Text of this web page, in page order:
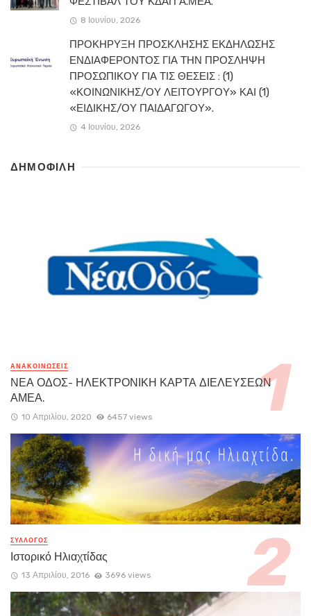
8 Ιουνίου, 2026
ΠΡΟΚΗΡΥΞΗ ΠΡΟΣΚΛΗΣΗΣ ΕΚΔΗΛΩΣΗΣ
ΕΝΔΙΑΦΕΡΟΝΤΟΣ ΓΙΑ ΤΗΝ ΠΡΟΣΛΗΨΗ
ΠΡΟΣΩΠΙΚΟΥ ΓΙΑ ΤΙΣ ΘΕΣΕΙΣ : (1)
«ΚΟΙΝΩΝΙΚΗΣ/ΟΥ ΛΕΙΤΟΥΡΓΟΥ» ΚΑΙ (1)
«ΕΙΔΙΚΗΣ/ΟΥ ΠΑΙΔΑΓΩΓΟΥ».
4 Ιουνίου, 2026
ΔΗΜΟΦΙΛΗ
ΑΝΑΚΟΙΝΏΣΕΙΣ
ΝΕΑ ΟΔΟΣ- ΗΛΕΚΤΡΟΝΙΚΗ ΚΑΡΤΑ ΔΙΕΛΕΥΣΕΩΝ
ΑΜΕΑ.
10 Απριλίου, 2020 6457 views
ΣΥΛΛΟΓΟΣ
Ιστορικό Ηλιαχτίδας
13 Απριλίου, 2016 3696 views